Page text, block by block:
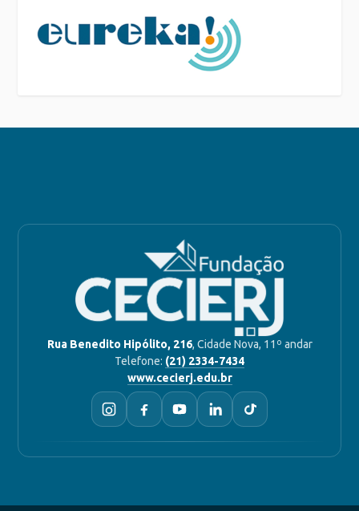
Rua Benedito Hipólito, 216, Cidade Nova, 11º andar
Telefone: (21) 2334-7434
www.cecierj.edu.br